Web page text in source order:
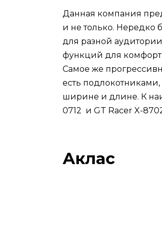
Данная компания
и не только. Нередко
для разной
функций для
Самое же
есть
ширине и длине. К
0712 и GT Racer X-
Аклас